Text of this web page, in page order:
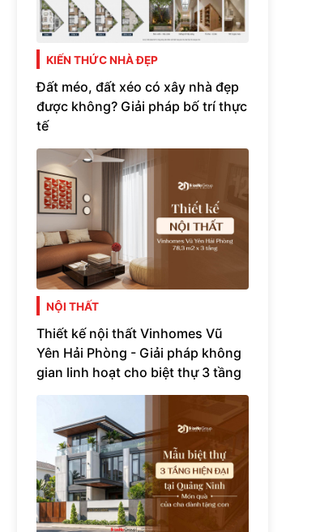
KIẾN THỨC NHÀ ĐẸP
Đất méo, đất xéo có xây nhà đẹp
được không? Giải pháp bố trí thực
tế
NỘI THẤT
Thiết kế nội thất Vinhomes Vũ
Yên Hải Phòng - Giải pháp không
gian linh hoạt cho biệt thự 3 tầng